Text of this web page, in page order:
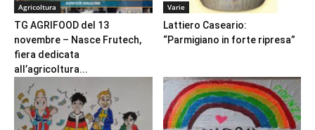
Agricoltura
TG AGRIFOOD del 13
novembre – Nasce Frutech,
fiera dedicata
all’agricoltura...
Varie
Lattiero Caseario:
“Parmigiano in forte ripresa”